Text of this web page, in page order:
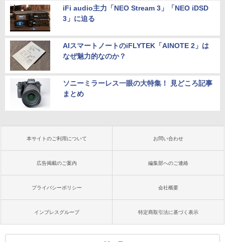
iFi audio主力「NEO Stream 3」「NEO iDSD
3」に迫る
AIスマートノートのiFLYTEK「AINOTE 2」は
なぜ魅力的なのか？
ソニーミラーレス一眼の大特集！ 見どころ記事
まとめ
本サイトのご利用について お問い合わせ
広告掲載のご案内 編集部へのご連絡
プライバシーポリシー 会社概要
インプレスグループ 特定商取引法に基づく表示